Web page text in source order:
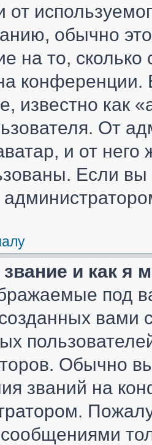
от
обычно это
на то,
известно как
От
и от него
Если
и как я
под
созданных
Обычно
званий на